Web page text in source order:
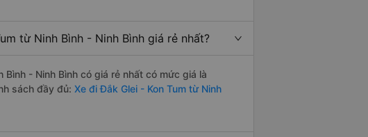
từ Ninh Bình - Ninh Bình giá rẻ nhất?
- Ninh Bình có giá rẻ nhất có mức giá là
sách đầy đủ: Xe đi Đắk Glei - Kon Tum từ Ninh